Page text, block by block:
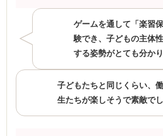
ゲームを通して「楽習
験でき、子どもの主体
する姿勢がとても分かり
子どもたちと同じくらい、
生たちが楽しそうで素敵でし